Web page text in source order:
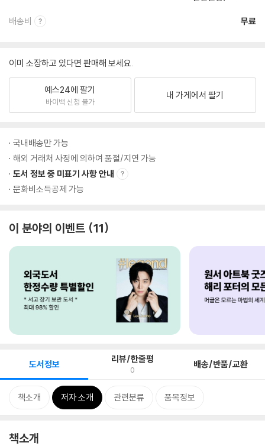
배송비 무료
이미 소장하고 있다면 판매해 보세요.
예스24에 팔기
바이백 신청 불가
내 가게에서 팔기
국내배송만 가능
해외 거래처 사정에 의하여 품절/지연 가능
도서 정보 중 미표기 사항 안내
문화비소득공제 가능
이 분야의 이벤트 11
도서정보 리뷰/한줄평
0 배송/반품/교환
책소개 저자 소개 관련분류 품목정보
책소개